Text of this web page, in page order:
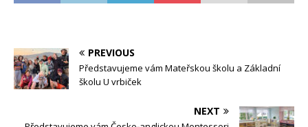
PREVIOUS
Představujeme vám Mateřskou školu a Základní
školu U vrbiček
NEXT